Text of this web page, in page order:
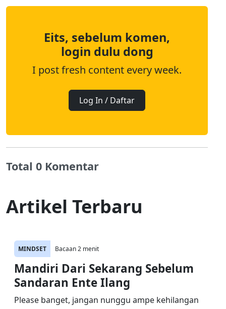
Eits, sebelum komen,
login dulu dong
I post fresh content every week.
Log In / Daftar
Total 0 Komentar
Artikel Terbaru
MINDSET Bacaan 2 menit
Mandiri Dari Sekarang Sebelum
Sandaran Ente Ilang
Please banget, jangan nunggu ampe kehilangan